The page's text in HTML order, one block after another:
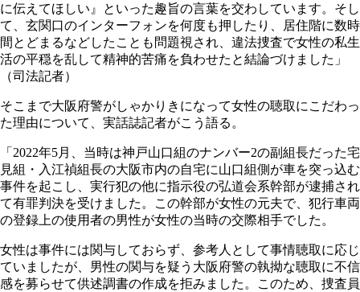
に伝えてほしい』といった趣旨の言葉を交わしています。そし
て、玄関口のインターフォンを何度も押したり、居住階に数時
間とどまるなどしたことも問題視され、違法捜査で女性の私生
活の平穏を乱して精神的苦痛を負わせたと結論づけました」
（司法記者）
そこまで大阪府警がしゃかりきになって女性の聴取にこだわっ
た理由について、実話誌記者がこう語る。
「2022年5月、当時は神戸山口組のナンバー2の副組長だった宅
見組・入江禎組長の大阪市内の自宅に山口組側が車を突っ込む
事件を起こし、実行犯の他に指示役の弘道会系幹部が逮捕され
て有罪判決を受けました。この幹部が女性の元夫で、犯行車両
の登録上の使用者の男性が女性の当時の交際相手でした。
女性は事件には関与しておらず、参考人として事情聴取に応じ
ていましたが、男性の関与を疑う大阪府警の執拗な聴取に不信
感を募らせて供述調書の作成を拒みました。このため、捜査員